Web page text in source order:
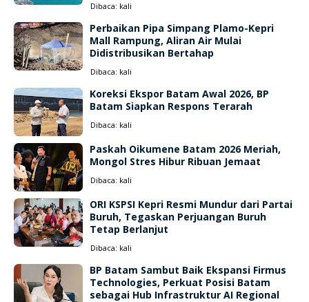
Dibaca: kali
Perbaikan Pipa Simpang Plamo-Kepri
Mall Rampung, Aliran Air Mulai
Didistribusikan Bertahap
Dibaca: kali
Koreksi Ekspor Batam Awal 2026, BP
Batam Siapkan Respons Terarah
Dibaca: kali
Paskah Oikumene Batam 2026 Meriah,
Mongol Stres Hibur Ribuan Jemaat
Dibaca: kali
ORI KSPSI Kepri Resmi Mundur dari Partai
Buruh, Tegaskan Perjuangan Buruh
Tetap Berlanjut
Dibaca: kali
BP Batam Sambut Baik Ekspansi Firmus
Technologies, Perkuat Posisi Batam
sebagai Hub Infrastruktur AI Regional